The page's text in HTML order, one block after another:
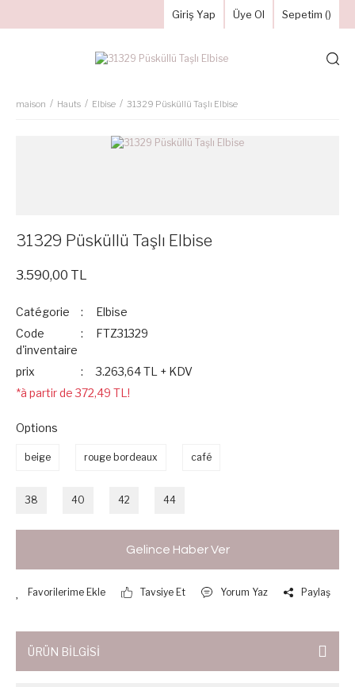
Giriş Yap Üye Ol Sepetim ()
maison Hauts Elbise 31329 Püsküllü Taşlı Elbise
31329 Püsküllü Taşlı Elbise
3.590,00 TL
Catégorie
Elbise
Code
d'inventaire
FTZ31329
prix
3.263,64 TL + KDV
*à partir de 372,49 TL!
Options
beige rouge bordeaux café
38 40 42 44
Gelince Haber Ver
Tavsiye Et Yorum Yaz Paylaş
ÜRÜN BİLGİSİ